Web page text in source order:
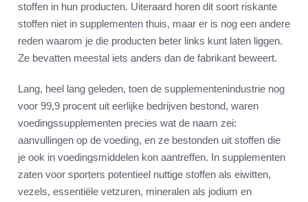
stoffen in hun producten. Uiteraard horen dit soort riskante
stoffen niet in supplementen thuis, maar er is nog een andere
reden waarom je die producten beter links kunt laten liggen.
Ze bevatten meestal iets anders dan de fabrikant beweert.
Lang, heel lang geleden, toen de supplementenindustrie nog
voor 99,9 procent uit eerlijke bedrijven bestond, waren
voedingssupplementen precies wat de naam zei:
aanvullingen op de voeding, en ze bestonden uit stoffen die
je ook in voedingsmiddelen kon aantreffen. In supplementen
zaten voor sporters potentieel nuttige stoffen als eiwitten,
vezels, essentiële vetzuren, mineralen als jodium en